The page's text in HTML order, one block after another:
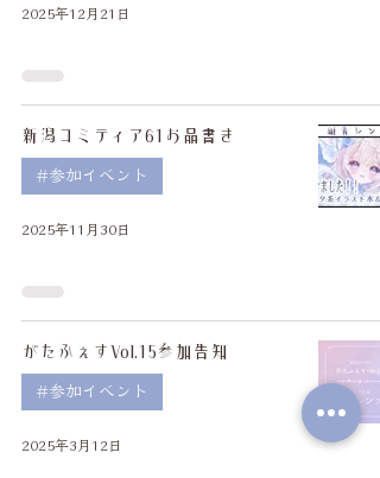
2025年12月21日
新潟コミティア61お品書き
#参加イベント
2025年11月30日
がたふぇすVol.15参加告知
#参加イベント
2025年3月12日